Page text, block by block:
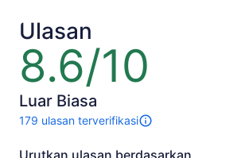
Ulasan
8.6/10
8.6
dari
10
Luar Biasa
179 ulasan terverifikasi
179
untuk